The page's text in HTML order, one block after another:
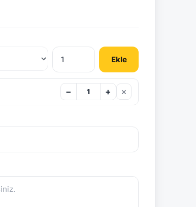
Ekle
− + ×